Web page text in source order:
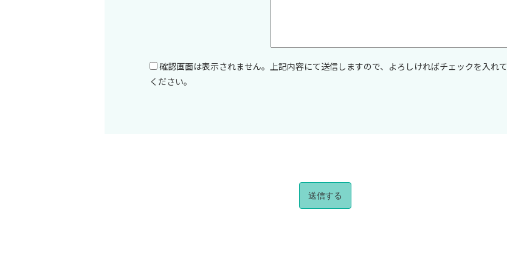
確認画面は表示されません。上記内容にて送信しますので、よろしければチェックを入れて
ください。